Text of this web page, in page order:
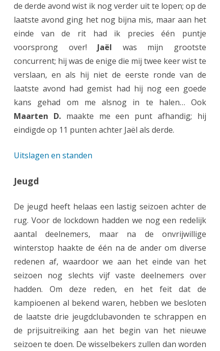
n
r
i
t
e
de derde avond wist ik nog verder uit te lopen; op de
laatste avond ging het nog bijna mis, maar aan het
einde van de rit had ik precies één puntje
voorsprong over! Jaël was mijn grootste
concurrent; hij was de enige die mij twee keer wist te
verslaan, en als hij niet de eerste ronde van de
laatste avond had gemist had hij nog een goede
kans gehad om me alsnog in te halen… Ook
Maarten D.maakte me een punt afhandig; hij
eindigde op 11 punten achter Jaël als derde.
Uitslagen en standen
Jeugd
De jeugd heeft helaas een lastig seizoen achter de
rug. Voor de lockdown hadden we nog een redelijk
aantal deelnemers, maar na de onvrijwillige
winterstop haakte de één na de ander om diverse
redenen af, waardoor we aan het einde van het
seizoen nog slechts vijf vaste deelnemers over
hadden. Om deze reden, en het feit dat de
kampioenen al bekend waren, hebben we besloten
de laatste drie jeugdclubavonden te schrappen en
de prijsuitreiking aan het begin van het nieuwe
seizoen te doen. De wisselbekers zullen dan worden